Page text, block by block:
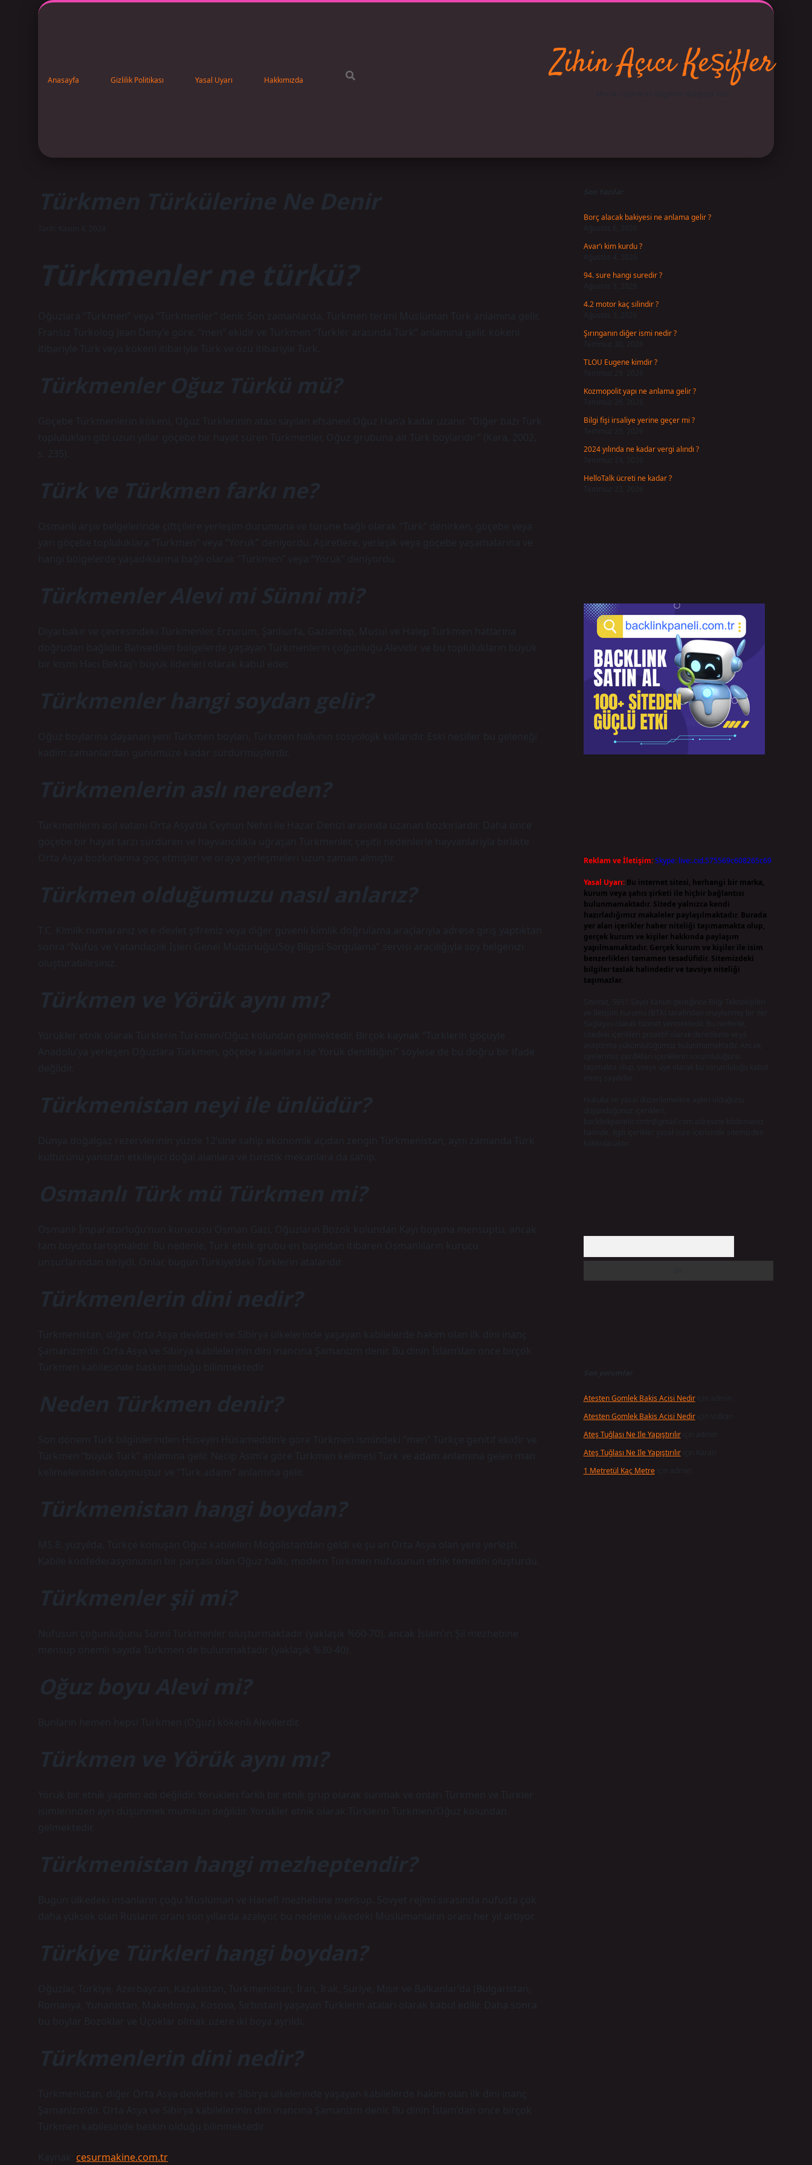
Anasayfa Gizlilik Politikası Yasal Uyarı Hakkımızda Zihin Açıcı Keşifler
Türkmen Türkülerine Ne Denir
Türkmenler ne türkü?
Oğuzlara “Türkmen” veya “Türkmenler” denir. Son zamanlarda, Türkmen terimi Müslüman Türk anlamına gelir.
Fransız Türkolog Jean Deny’e göre, “men” ekidir ve Türkmen “Türkler arasında Türk” anlamına gelir, kökeni
itibariyle Türk veya kökeni itibariyle Türk ve özü itibariyle Türk.
Türkmenler Oğuz Türkü mü?
Göçebe Türkmenlerin kökeni, Oğuz Türklerinin atası sayılan efsanevi Oğuz Han’a kadar uzanır. “Diğer bazı Türk
toplulukları gibi uzun yıllar göçebe bir hayat süren Türkmenler, Oğuz grubuna ait Türk boylarıdır” (Kara, 2002,
s. 235).
Türk ve Türkmen farkı ne?
Osmanlı arşiv belgelerinde çiftçilere yerleşim durumuna ve türüne bağlı olarak “Türk” denirken, göçebe veya
yarı göçebe topluluklara “Türkmen” veya “Yörük” deniyordu. Aşiretlere, yerleşik veya göçebe yaşamalarına ve
hangi bölgelerde yaşadıklarına bağlı olarak “Türkmen” veya “Yörük” deniyordu.
Türkmenler Alevi mi Sünni mi?
Diyarbakır ve çevresindeki Türkmenler, Erzurum, Şanlıurfa, Gaziantep, Musul ve Halep Türkmen hatlarına
doğrudan bağlıdır. Bahsedilen bölgelerde yaşayan Türkmenlerin çoğunluğu Alevidir ve bu toplulukların büyük
bir kısmı Hacı Bektaş’ı büyük liderleri olarak kabul eder.
Türkmenler hangi soydan gelir?
Oğuz boylarına dayanan yeni Türkmen boyları, Türkmen halkının sosyolojik kollarıdır. Eski nesiller bu geleneği
kadim zamanlardan günümüze kadar sürdürmüşlerdir.
Türkmenlerin aslı nereden?
Türkmenlerin asıl vatanı Orta Asya’da Ceyhun Nehri ile Hazar Denizi arasında uzanan bozkırlardır. Daha önce
göçebe bir hayat tarzı sürdüren ve hayvancılıkla uğraşan Türkmenler, çeşitli nedenlerle hayvanlarıyla birlikte
Orta Asya bozkırlarına göç etmişler ve oraya yerleşmeleri uzun zaman almıştır.
Türkmen olduğumuzu nasıl anlarız?
T.C. Kimlik numaranız ve e-devlet şifreniz veya diğer güvenli kimlik doğrulama araçlarıyla adrese giriş yaptıktan
sonra “Nüfus ve Vatandaşlık İşleri Genel Müdürlüğü/Soy Bilgisi Sorgulama” servisi aracılığıyla soy belgenizi
oluşturabilirsiniz.
Türkmen ve Yörük aynı mı?
Yörükler etnik olarak Türklerin Türkmen/Oğuz kolundan gelmektedir. Birçok kaynak “Türklerin göçüyle
Anadolu’ya yerleşen Oğuzlara Türkmen, göçebe kalanlara ise Yörük denildiğini” söylese de bu doğru bir ifade
değildir.
Türkmenistan neyi ile ünlüdür?
Dünya doğalgaz rezervlerinin yüzde 12’sine sahip ekonomik açıdan zengin Türkmenistan, aynı zamanda Türk
kültürünü yansıtan etkileyici doğal alanlara ve turistik mekanlara da sahip.
Osmanlı Türk mü Türkmen mi?
Osmanlı İmparatorluğu’nun kurucusu Osman Gazi, Oğuzların Bozok kolundan Kayı boyuna mensuptu, ancak
tam boyutu tartışmalıdır. Bu nedenle, Türk etnik grubu en başından itibaren Osmanlıların kurucu
unsurlarından biriydi. Onlar, bugün Türkiye’deki Türklerin atalarıdır.
Türkmenlerin dini nedir?
Türkmenistan, diğer Orta Asya devletleri ve Sibirya ülkelerinde yaşayan kabilelerde hakim olan ilk dini inanç
Şamanizm’dir. Orta Asya ve Sibirya kabilelerinin dini inancına Şamanizm denir. Bu dinin İslam’dan önce birçok
Türkmen kabilesinde baskın olduğu bilinmektedir.
Neden Türkmen denir?
Son dönem Türk bilginlerinden Hüseyin Hüsameddin’e göre Türkmen ismindeki “men” Türkçe genitif ekidir ve
Türkmen “büyük Türk” anlamına gelir. Necip Asım’a göre Türkmen kelimesi Türk ve adam anlamına gelen man
kelimelerinden oluşmuştur ve “Türk adamı” anlamına gelir.
Türkmenistan hangi boydan?
MS 8. yüzyılda, Türkçe konuşan Oğuz kabileleri Moğolistan’dan geldi ve şu an Orta Asya olan yere yerleşti.
Kabile konfederasyonunun bir parçası olan Oğuz halkı, modern Türkmen nüfusunun etnik temelini oluşturdu.
Türkmenler şii mi?
Nüfusun çoğunluğunu Sünni Türkmenler oluşturmaktadır (yaklaşık %60-70), ancak İslam’ın Şii mezhebine
mensup önemli sayıda Türkmen de bulunmaktadır (yaklaşık %30-40).
Oğuz boyu Alevi mi?
Bunların hemen hepsi Türkmen (Oğuz) kökenli Alevilerdir.
Türkmen ve Yörük aynı mı?
Yörük bir etnik yapının adı değildir. Yörükleri farklı bir etnik grup olarak sunmak ve onları Türkmen ve Türkler
isimlerinden ayrı düşünmek mümkün değildir. Yörükler etnik olarak Türklerin Türkmen/Oğuz kolundan
gelmektedir.
Türkmenistan hangi mezheptendir?
Bugün ülkedeki insanların çoğu Müslüman ve Hanefi mezhebine mensup. Sovyet rejimi sırasında nüfusta çok
daha yüksek olan Rusların oranı son yıllarda azalıyor, bu nedenle ülkedeki Müslümanların oranı her yıl artıyor.
Türkiye Türkleri hangi boydan?
Oğuzlar, Türkiye, Azerbaycan, Kazakistan, Türkmenistan, İran, Irak, Suriye, Mısır ve Balkanlar’da (Bulgaristan,
Romanya, Yunanistan, Makedonya, Kosova, Sırbistan) yaşayan Türklerin ataları olarak kabul edilir. Daha sonra
bu boylar Bozoklar ve Üçoklar olmak üzere iki boya ayrıldı.
Türkmenlerin dini nedir?
Türkmenistan, diğer Orta Asya devletleri ve Sibirya ülkelerinde yaşayan kabilelerde hakim olan ilk dini inanç
Şamanizm’dir. Orta Asya ve Sibirya kabilelerinin dini inancına Şamanizm denir. Bu dinin İslam’dan önce birçok
Türkmen kabilesinde baskın olduğu bilinmektedir.
Kaynak: cesurmakine.com.tr
Son Yazılar
Borç alacak bakiyesi ne anlama gelir ?
Avar’ı kim kurdu ?
94. sure hangi suredir ?
Ağustos 3, 2026
4.2 motor kaç silindir ?
Ağustos 3, 2026
Şırınganın diğer ismi nedir ?
Temmuz 30, 2026
TLOU Eugene kimdir ?
Kozmopolit yapı ne anlama gelir ?
Bilgi fişi irsaliye yerine geçer mi ?
2024 yılında ne kadar vergi alındı ?
HelloTalk ücreti ne kadar ?
Reklam ve İletişim:Skype: live:.cid.575569c608265c69
Yasal Uyarı: Bu internet sitesi, herhangi bir marka,
kurum veya şahıs şirketi ile hiçbir bağlantısı
bulunmamaktadır. Sitede yalnızca kendi
hazırladığımız makaleler paylaşılmaktadır. Burada
yer alan içerikler haber niteliği taşımamakta olup,
gerçek kurum ve kişiler hakkında paylaşım
yapılmamaktadır. Gerçek kurum ve kişiler ile isim
benzerlikleri tamamen tesadüfidir. Sitemizdeki
bilgiler taslak halindedir ve tavsiye niteliği
taşımazlar.
sitedeki içerikleri proaktif olarak denetleme veya
üyelerimiz yazdıkları içeriklerin sorumluluğunu
düşündüğünüz içerikleri,
halinde, ilgili içerikler yasal süre içerisinde sitemizden
Son yorumlar
Atesten Gomlek Bakis Acisi Nediriçin
Atesten Gomlek Bakis Acisi Nediriçin
Ateş Tuğlası Ne Ile Yapıştırılıriçin
Ateş Tuğlası Ne Ile Yapıştırılıriçin
1 Metretül Kaç Metreiçin